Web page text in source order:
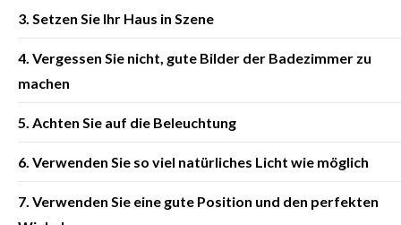
3. Setzen Sie Ihr Haus in Szene
4. Vergessen Sie nicht, gute Bilder der Badezimmer zu
machen
5. Achten Sie auf die Beleuchtung
6. Verwenden Sie so viel natürliches Licht wie möglich
7. Verwenden Sie eine gute Position und den perfekten